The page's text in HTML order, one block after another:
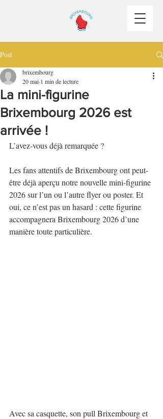
Post
La mini-figurine
Brixembourg 2026 est
arrivée !
brixembourg
20 mai 1 min de lecture
L’avez-vous déjà remarquée ?
Les fans attentifs de Brixembourg ont peut-
être déjà aperçu notre nouvelle mini-figurine
2026 sur l’un ou l’autre flyer ou poster. Et
oui, ce n’est pas un hasard : cette figurine
accompagnera Brixembourg 2026 d’une
manière toute particulière.
Avec sa casquette, son pull Brixembourg et